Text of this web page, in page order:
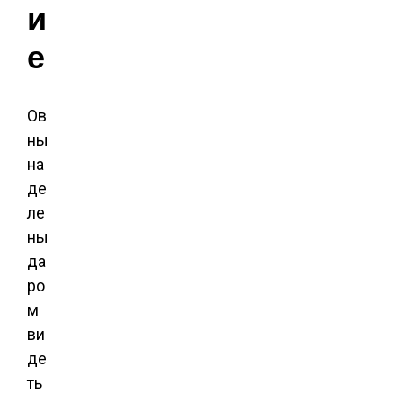
и
е
Ов
ны
на
де
ле
ны
да
ро
м
ви
де
ть